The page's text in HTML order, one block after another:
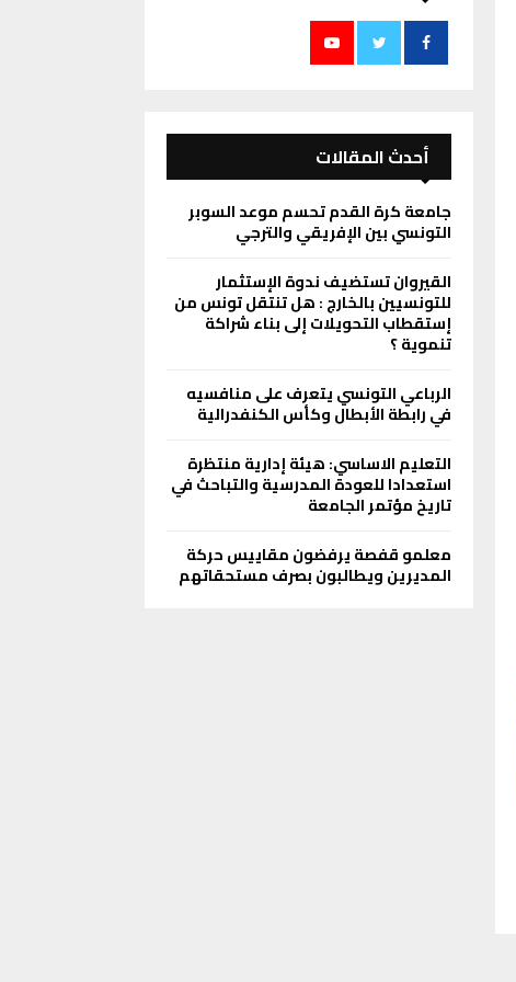
أحدث المقالات
جامعة كرة القدم تحسم موعد السوبر
التونسي بين الإفريقي والترجي
القيروان تستضيف ندوة الإستثمار
للتونسيين بالخارج : هل تنتقل تونس من
إستقطاب التحويلات إلى بناء شراكة
تنموية ؟
الرباعي التونسي يتعرف على منافسيه
في رابطة الأبطال وكأس الكنفدرالية
التعليم الاساسي: هيئة إدارية منتظرة
استعدادا للعودة المدرسية والتباحث في
تاريخ مؤتمر الجامعة
معلمو قفصة يرفضون مقاييس حركة
المديرين ويطالبون بصرف مستحقاتهم